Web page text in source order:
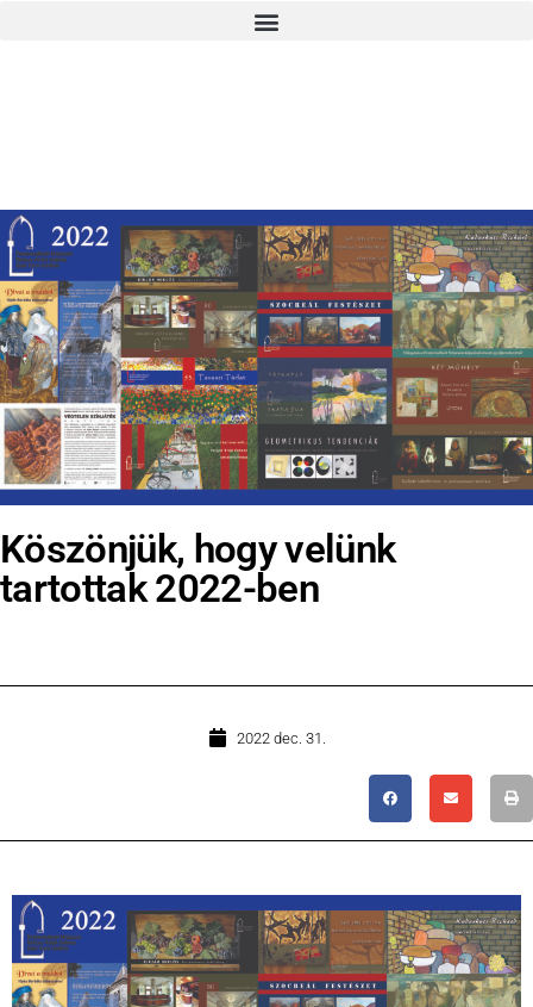
Köszönjük, hogy velünk
tartottak 2022-ben
2022 dec. 31.